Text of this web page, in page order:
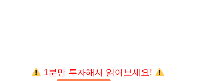
1분만 투자해서 읽어보세요!